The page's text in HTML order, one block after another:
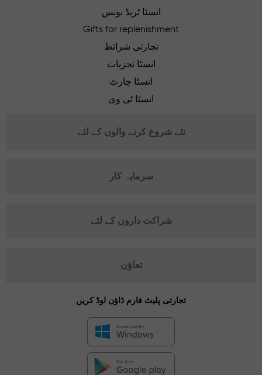
انسٹا ٹریڈ بونس
Gifts for replenishment
تجارتی شرائط
انسٹا تجزیات
انسٹا چارٹ
انسٹا ٹی وی
نئے شروع کرنے والوں کے لئے
سرمایہ کار
شراکت داروں کے لئے
تعاؤن
تجارتی پلیٹ فارم ڈاؤن لوڈ کریں